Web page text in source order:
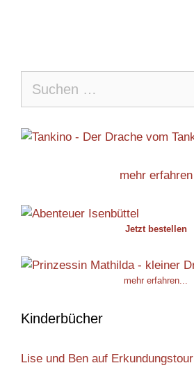
nach:
mehr erfahren
Jetzt bestellen
mehr erfahren...
Kinderbücher
Lise und Ben auf Erkundungstour